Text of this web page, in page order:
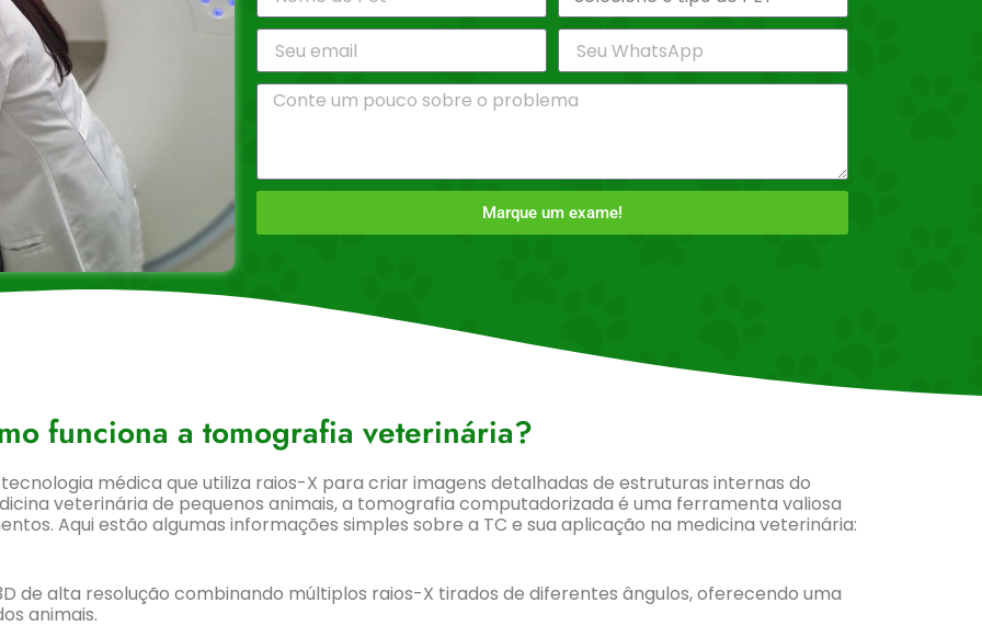
Marque um exame!
funciona a tomografia veterinária?
médica que utiliza raios-X para criar imagens detalhadas de estruturas internas do
veterinária de pequenos animais, a tomografia computadorizada é uma ferramenta valiosa
Aqui estão algumas informações simples sobre a TC e sua aplicação na medicina veterinária:
de alta resolução combinando múltiplos raios-X tirados de diferentes ângulos, oferecendo uma
animais.